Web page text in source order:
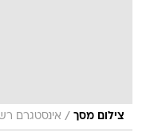
צילום מסך / אינסטגרם